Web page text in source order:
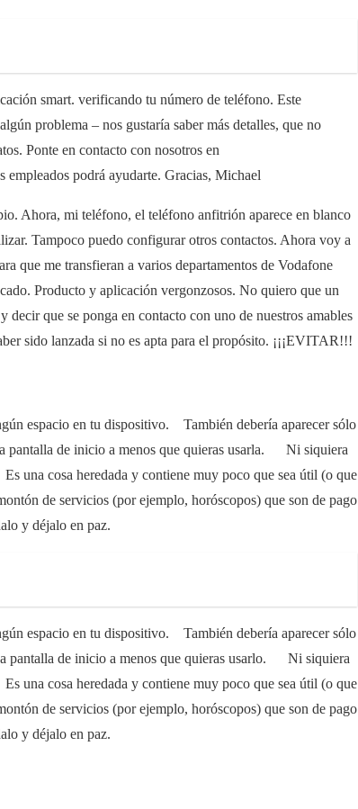
smart. verificando tu número de teléfono. Este
problema – nos gustaría saber más detalles, que no
Ponte en contacto con nosotros en
empleados podrá ayudarte. Gracias, Michael
Ahora, mi teléfono, el teléfono anfitrión aparece en blanco
Tampoco puedo configurar otros contactos. Ahora voy a
que me transfieran a varios departamentos de Vodafone
Producto y aplicación vergonzosos. No quiero que un
decir que se ponga en contacto con uno de nuestros amables
sido lanzada si no es apta para el propósito. ¡¡¡EVITAR!!!
espacio en tu dispositivo. También debería aparecer sólo
pantalla de inicio a menos que quieras usarla. Ni siquiera
una cosa heredada y contiene muy poco que sea útil (o que
de servicios (por ejemplo, horóscopos) que son de pago
y déjalo en paz.
espacio en tu dispositivo. También debería aparecer sólo
pantalla de inicio a menos que quieras usarlo. Ni siquiera
una cosa heredada y contiene muy poco que sea útil (o que
de servicios (por ejemplo, horóscopos) que son de pago
y déjalo en paz.